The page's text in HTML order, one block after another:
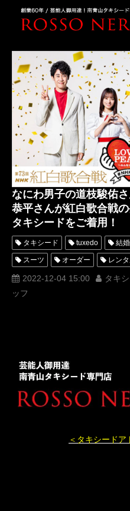
なにわ男子の道枝駿佑
恭平さんが紅白歌合戦
タキシードをご着用！
タキシード tuxedo 結
スーツ オーダー レン
レンタルタキシード ロッソ
オーダータキシード東京
タキシードオーダー東京
タキシード靴 青山
西畑大吾 大西流星 高
2022-12-04 15:00
タキ
ッフ
＜タキシードア